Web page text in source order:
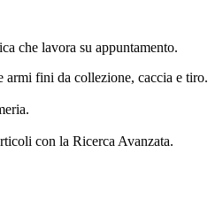
che lavora su appuntamento.
armi fini da collezione, caccia e tiro.
con la Ricerca Avanzata.